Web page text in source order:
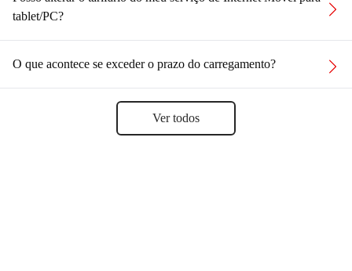
tablet/PC?
O que acontece se exceder o prazo do carregamento?
Ver todos